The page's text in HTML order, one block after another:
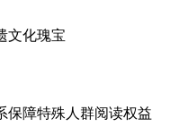
文化瑰宝
保障特殊人群阅读权益